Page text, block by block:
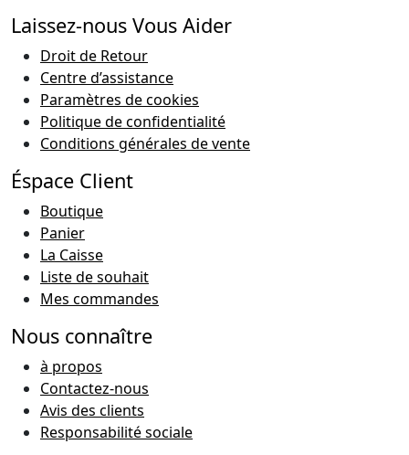
Laissez-nous Vous Aider
Droit de Retour
Centre d’assistance
Paramètres de cookies
Politique de confidentialité
Conditions générales de vente
Éspace Client
Boutique
Panier
La Caisse
Liste de souhait
Mes commandes
Nous connaître
à propos
Contactez-nous
Avis des clients
Responsabilité sociale